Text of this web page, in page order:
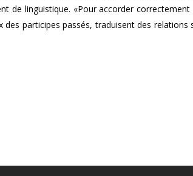
de linguistique. «Pour accorder
participes passés, traduisent des relations